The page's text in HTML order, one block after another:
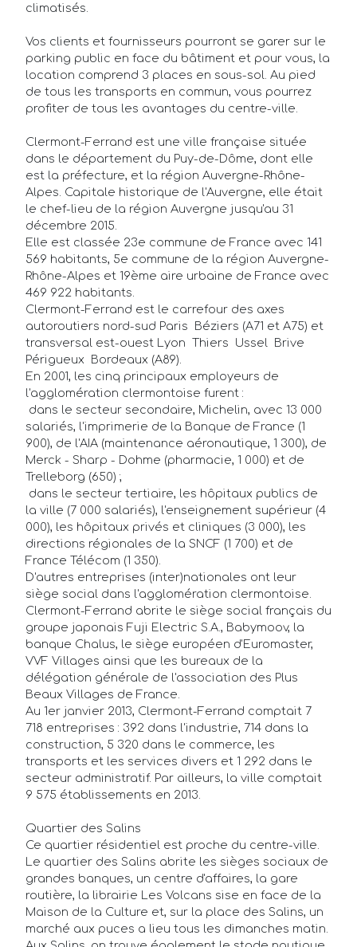
climatisés.
Vos clients et fournisseurs pourront se garer sur le
parking public en face du bâtiment et pour vous, la
location comprend 3 places en sous-sol. Au pied
de tous les transports en commun, vous pourrez
profiter de tous les avantages du centre-ville.
Clermont-Ferrand est une ville française située
dans le département du Puy-de-Dôme, dont elle
est la préfecture, et la région Auvergne-Rhône-
Alpes. Capitale historique de l'Auvergne, elle était
le chef-lieu de la région Auvergne jusqu'au 31
décembre 2015.
Elle est classée 23e commune de France avec 141
569 habitants, 5e commune de la région Auvergne-
Rhône-Alpes et 19ème aire urbaine de France avec
469 922 habitants.
Clermont-Ferrand est le carrefour des axes
autoroutiers nord-sud Paris  Béziers (A71 et A75) et
transversal est-ouest Lyon  Thiers  Ussel  Brive 
Périgueux  Bordeaux (A89).
En 2001, les cinq principaux employeurs de
l'agglomération clermontoise furent :
 dans le secteur secondaire, Michelin, avec 13 000
salariés, l'imprimerie de la Banque de France (1
900), de l'AIA (maintenance aéronautique, 1 300), de
Merck - Sharp - Dohme (pharmacie, 1 000) et de
Trelleborg (650) ;
 dans le secteur tertiaire, les hôpitaux publics de
la ville (7 000 salariés), l'enseignement supérieur (4
000), les hôpitaux privés et cliniques (3 000), les
directions régionales de la SNCF (1 700) et de
France Télécom (1 350).
D'autres entreprises (inter)nationales ont leur
siège social dans l'agglomération clermontoise.
Clermont-Ferrand abrite le siège social français du
groupe japonais Fuji Electric S.A., Babymoov, la
banque Chalus, le siège européen d'Euromaster,
VVF Villages ainsi que les bureaux de la
délégation générale de l'association des Plus
Beaux Villages de France.
Au 1er janvier 2013, Clermont-Ferrand comptait 7
718 entreprises : 392 dans l'industrie, 714 dans la
construction, 5 320 dans le commerce, les
transports et les services divers et 1 292 dans le
secteur administratif. Par ailleurs, la ville comptait
9 575 établissements en 2013.
Quartier des Salins
Ce quartier résidentiel est proche du centre-ville.
Le quartier des Salins abrite les sièges sociaux de
grandes banques, un centre d'affaires, la gare
routière, la librairie Les Volcans sise en face de la
Maison de la Culture et, sur la place des Salins, un
marché aux puces a lieu tous les dimanches matin.